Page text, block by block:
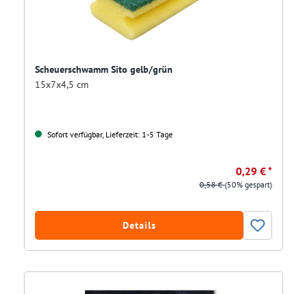
Scheuerschwamm Sito gelb/grün
15x7x4,5 cm
Sofort verfügbar, Lieferzeit: 1-5 Tage
0,29 € *
0,58 €(50% gespart)
Details